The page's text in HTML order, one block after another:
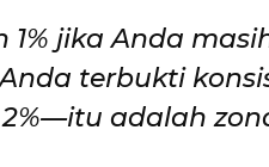
jika Anda
terbukti
adalah